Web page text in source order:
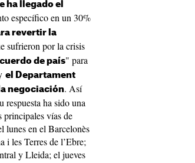
ha llegado el
específico en un 30%
revertir la
sufrieron por la crisis
de país" para
el Departament
negociación. Así
respuesta ha sido una
principales vías de
lunes en el Barcelonès
i les Terres de l’Ebre;
y Lleida; el jueves